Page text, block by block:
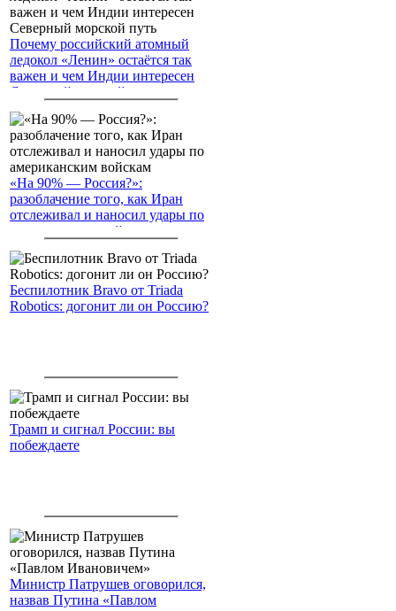
Почему российский атомный
ледокол «Ленин» остаётся так
важен и чем Индии интересен
Северный морской путь
«На 90% — Россия?»:
разоблачение того, как Иран
отслеживал и наносил удары по
американским войскам
Беспилотник Bravo от Triada
Robotics: догонит ли он Россию?
Трамп и сигнал России: вы
побеждаете
Министр Патрушев оговорился,
назвав Путина «Павлом